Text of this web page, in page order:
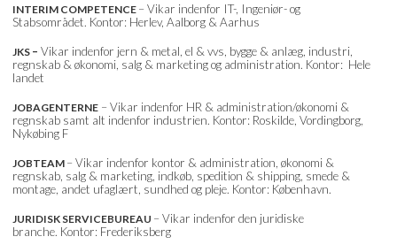
INTERIM COMPETENCE – Vikar indenfor IT-, Ingeniør- og
Stabsområdet. Kontor: Herlev, Aalborg & Aarhus
JKS – Vikar indenfor jern & metal, el & vvs, bygge & anlæg, industri,
regnskab & økonomi, salg & marketing og administration. Kontor: Hele
landet
JOBAGENTERNE – Vikar indenfor HR & administration/økonomi &
regnskab samt alt indenfor industrien. Kontor: Roskilde, Vordingborg,
Nykøbing F
JOBTEAM – Vikar indenfor kontor & administration, økonomi &
regnskab, salg & marketing, indkøb, spedition & shipping, smede &
montage, andet ufaglært, sundhed og pleje. Kontor: København.
JURIDISK SERVICEBUREAU – Vikar indenfor den juridiske
branche. Kontor: Frederiksberg